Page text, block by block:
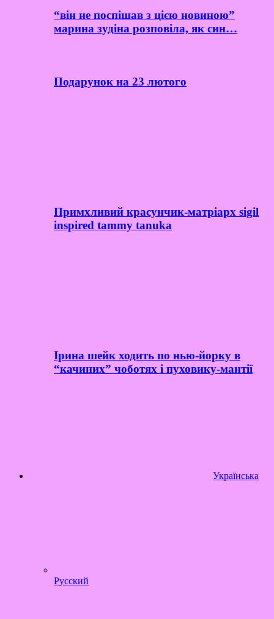
“він не поспішав з цією новиною”
марина зудіна розповіла, як син…
Подарунок на 23 лютого
Примхливий красунчик-матріарх sigil
inspired tammy tanuka
Ірина шейк ходить по нью-йорку в
“качиних” чоботях і пуховику-мантії
Українська
Русский